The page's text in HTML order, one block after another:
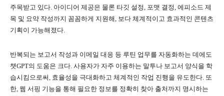
주목받고 있다. 아이디어 제공은 물론 타깃 설정, 포맷 결정, 에피소드 제
목 및 요약 작성까지 꼼꼼하게 지원해, 보다 체계적이고 효과적인 콘텐츠
기획이 가능해졌다.
반복되는 보고서 작성과 이메일 대응 등 루틴 업무를 자동화하는 데에도
챗GPT의 도움은 크다. 사용자가 자주 이용하는 말투나 보고서 양식을 학
습시킴으로써, 효율성을 극대화하고 체계적인 작업 진행을 유도한다. 또
한, 웹 서핑 기능을 통해 필요한 정보를 정확히 찾아 출처까지 명시하는